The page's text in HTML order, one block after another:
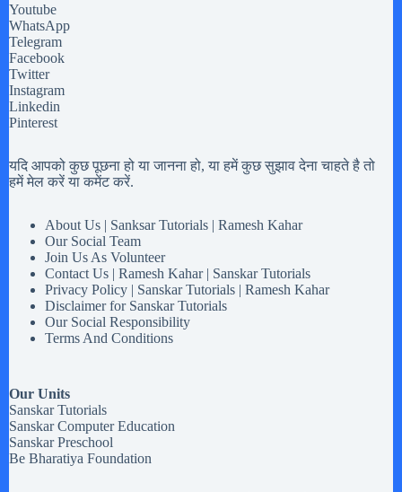
Youtube
WhatsApp
Telegram
Facebook
Twitter
Instagram
Linkedin
Pinterest
यदि आपको कुछ पूछना हो या जानना हो, या हमें कुछ सुझाव देना चाहते है तो
हमें मेल करें या कमेंट करें.
About Us | Sanksar Tutorials | Ramesh Kahar
Our Social Team
Join Us As Volunteer
Contact Us | Ramesh Kahar | Sanskar Tutorials
Privacy Policy | Sanskar Tutorials | Ramesh Kahar
Disclaimer for Sanskar Tutorials
Our Social Responsibility
Terms And Conditions
Our Units
Sanskar Tutorials
Sanskar Computer Education
Sanskar Preschool
Be Bharatiya Foundation